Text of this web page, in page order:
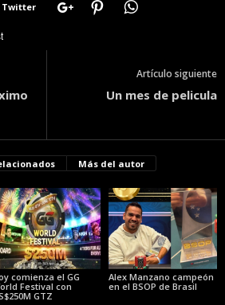
Twitter
Artículo siguiente
Un mes de pelicula
Más del autor
comienza el GG
Festival con
GTZ
Alex Manzano campeón
en el BSOP de Brasil